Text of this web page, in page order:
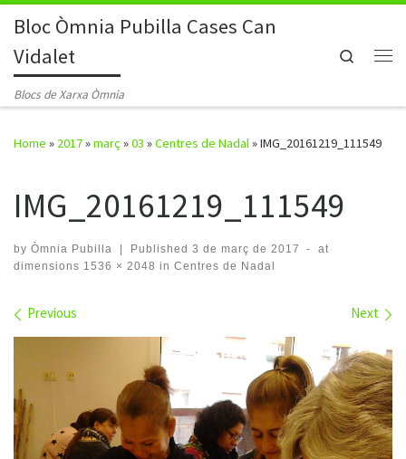
Skip to content
Bloc Òmnia Pubilla Cases Can
Vidalet
Blocs de Xarxa Òmnia
Search
Home » 2017»març»03 »Centres de Nadal»IMG_20161219_111549
IMG_20161219_111549
by Òmnia Pubilla | Published 3 de març de 2017 -
at
dimensions 1536 × 2048 in Centres de Nadal
Images navigation
Previous Next